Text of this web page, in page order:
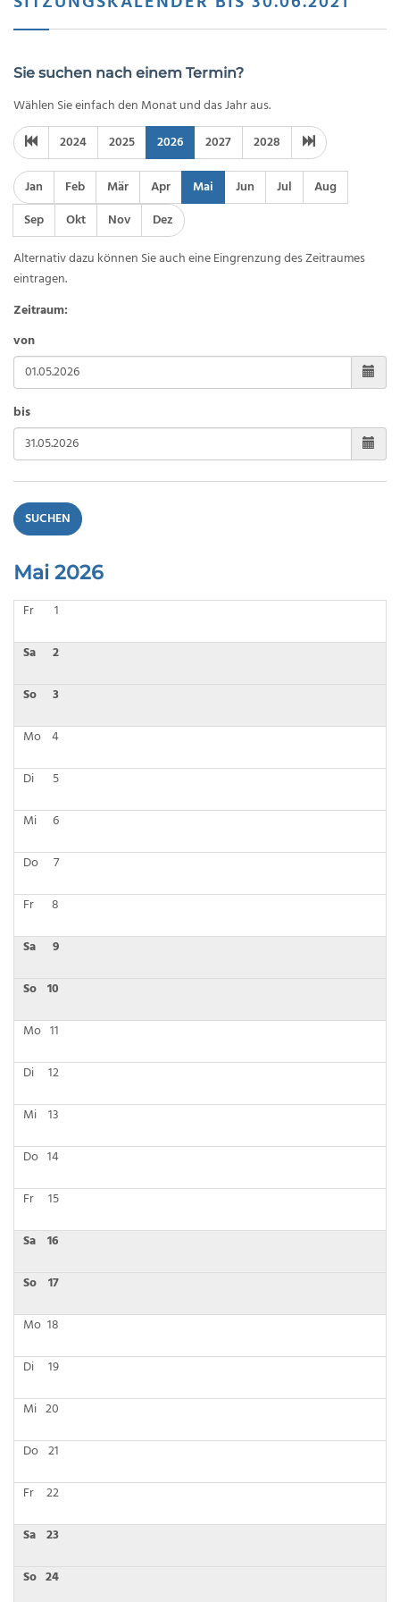
Sie suchen nach einem Termin?
Wählen Sie einfach den Monat und das Jahr aus.
2024
2025 2026 2027 2028
Jan Feb Mär Apr Mai Jun Jul
Aug
Sep
Okt Nov
Dez
Alternativ dazu können Sie auch eine Eingrenzung des Zeitraumes
eintragen.
Zeitraum:
von
bis
SUCHEN
Mai 2026
Fr 1
Sa 2
So 3
Mo 4
Di 5
Mi 6
Do 7
Fr 8
Sa 9
So 10
Mo 11
Di 12
Mi 13
Do 14
Fr 15
Sa 16
So 17
Mo 18
Di 19
Mi 20
Do 21
Fr 22
Sa 23
So 24